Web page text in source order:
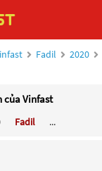
Fadil 2020
của Vinfast
Fadil ...